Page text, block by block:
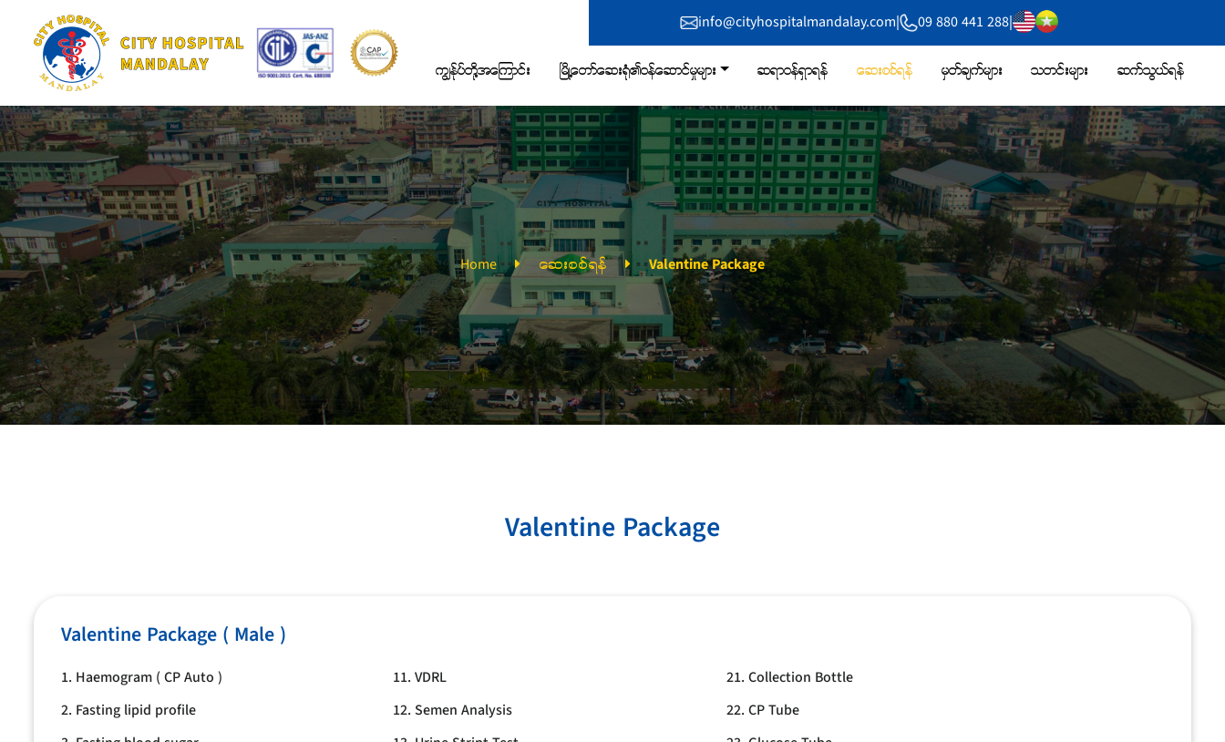
ကျွန်ုပ်တို့အကြောင်း မြို့တော်ဆေးရုံ၏ဝန်ဆောင်မှုများ ဆရာဝန်ရှာရန် ဆေးစစ်ရန် မှတ်ချက်များ သတင်းများ ဆက်သွယ်ရန်
info@cityhospitalmandalay.com 09 880 441 288|
Home ဆေးစစ်ရန် Valentine Package
Valentine Package
Valentine Package ( Male )
1. Haemogram ( CP Auto )
2. Fasting lipid profile
11. VDRL
12. Semen Analysis
21. Collection Bottle
22. CP Tube